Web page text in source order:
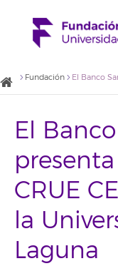
Fundación
El
CRUE
la
Laguna